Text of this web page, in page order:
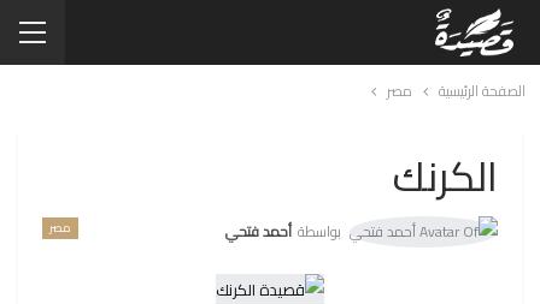
الصفحة الرئيسية مصر
الكرنك
مصر بواسطة أحمد فتحي